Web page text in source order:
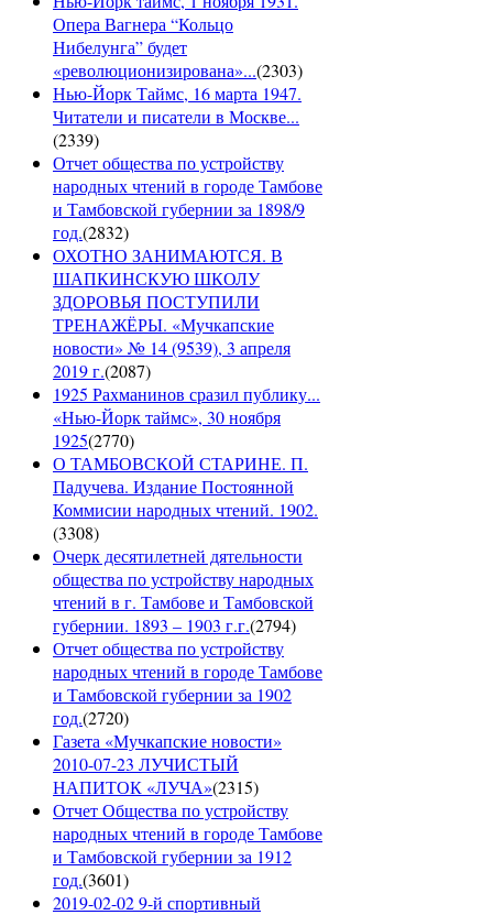
Опера Вагнера “Кольцо
Нибелунга” будет
«революционизирована»...(2303)
Нью-Йорк Таймс, 16 марта 1947.
Читатели и писатели в Москве...
(2339)
Отчет общества по устройству
народных чтений в городе Тамбове
и Тамбовской губернии за 1898/9
год.(2832)
ОХОТНО ЗАНИМАЮТСЯ. В
ШАПКИНСКУЮ ШКОЛУ
ЗДОРОВЬЯ ПОСТУПИЛИ
ТРЕНАЖЁРЫ. «Мучкапские
новости» № 14 (9539), 3 апреля
2019 г.(2087)
1925 Рахманинов сразил публику...
«Нью-Йорк таймс», 30 ноября
1925(2770)
О ТАМБОВСКОЙ СТАРИНЕ. П.
Падучева. Издание Постоянной
Коммисии народных чтений. 1902.
(3308)
Очерк десятилетней дятельности
общества по устройству народных
чтений в г. Тамбове и Тамбовской
губернии. 1893 – 1903 г.г.(2794)
Отчет общества по устройству
народных чтений в городе Тамбове
и Тамбовской губернии за 1902
год.(2720)
Газета «Мучкапские новости»
2010-07-23 ЛУЧИСТЫЙ
НАПИТОК «ЛУЧА»(2315)
Отчет Общества по устройству
народных чтений в городе Тамбове
и Тамбовской губернии за 1912
год.(3601)
2019-02-02 9-й спортивный